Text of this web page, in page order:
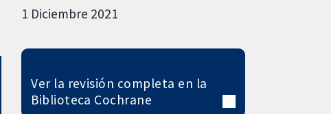
1 Diciembre 2021
Ver la revisión completa en la
Biblioteca Cochrane